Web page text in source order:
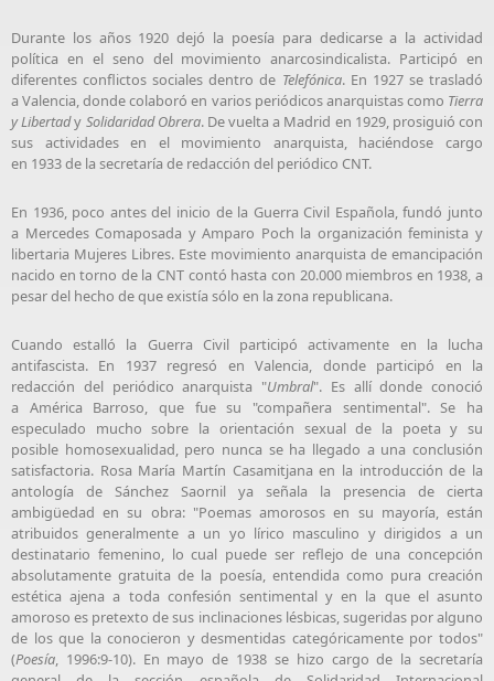
Durante los años 1920 dejó la poesía para dedicarse a la actividad
política en el seno del movimiento anarcosindicalista. Participó en
diferentes conflictos sociales dentro de Telefónica. En 1927 se trasladó
a Valencia, donde colaboró en varios periódicos anarquistas como Tierra
y Libertady Solidaridad Obrera. De vuelta a Madrid en 1929, prosiguió con
sus actividades en el movimiento anarquista, haciéndose cargo
en 1933 de la secretaría de redacción del periódico CNT.
En 1936, poco antes del inicio de la Guerra Civil Española, fundó junto
a Mercedes Comaposada yAmparo Poch la organización feminista y
libertaria Mujeres Libres. Este movimiento anarquista de emancipación
nacido en torno de la CNT contó hasta con 20.000 miembros en 1938, a
pesar del hecho de que existía sólo en la zona republicana.
Cuando estalló la Guerra Civil participó activamente en la lucha
antifascista. En 1937 regresó en Valencia, donde participó en la
redacción del periódico anarquista "Umbral". Es allí donde conoció
a América Barroso, que fue su "compañera sentimental". Se ha
especulado mucho sobre la orientación sexual de la poeta y su
posible homosexualidad, pero nunca se ha llegado a una conclusión
satisfactoria. Rosa María Martín Casamitjana en la introducción de la
antología de Sánchez Saornil ya señala la presencia de cierta
ambigüedad en su obra: "Poemas amorosos en su mayoría, están
atribuidos generalmente a un yo lírico masculino y dirigidos a un
destinatario femenino, lo cual puede ser reflejo de una concepción
absolutamente gratuita de la poesía, entendida como pura creación
estética ajena a toda confesión sentimental y en la que el asunto
amoroso es pretexto de sus inclinaciones lésbicas, sugeridas por alguno
de los que la conocieron y desmentidas categóricamente por todos"
(Poesía, 1996:9-10). En mayo de 1938 se hizo cargo de la secretaría